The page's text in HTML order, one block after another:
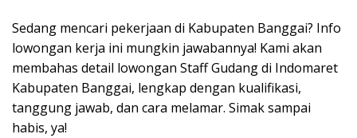
Sedang mencari pekerjaan di Kabupaten Banggai? Info
lowongan kerja ini mungkin jawabannya! Kami akan
membahas detail lowongan Staff Gudang di Indomaret
Kabupaten Banggai, lengkap dengan kualifikasi,
tanggung jawab, dan cara melamar. Simak sampai
habis, ya!